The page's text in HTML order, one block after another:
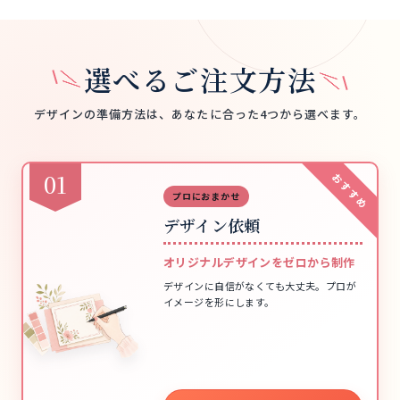
選べるご注文方法
デザインの準備方法は、あなたに合った4つから選べます。
おすすめ
01 プロにおまかせ
デザイン依頼
オリジナルデザインをゼロから制作
デザインに自信がなくても大丈夫。プロが
イメージを形にします。